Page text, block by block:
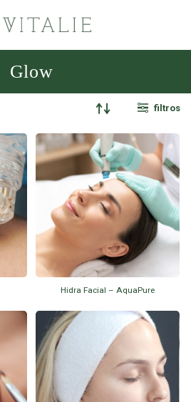
Glow
filtros
Hidra Facial – AquaPure